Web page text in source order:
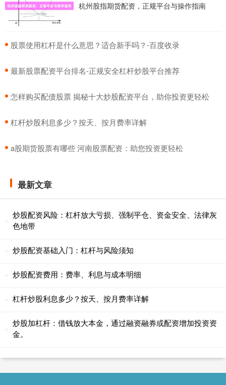
杭州股指期货配资，正规平台与操作指南
​股票使用杠杆是什么意思？适合新手吗？-百度收录
​最新股票配资平台排名-正规安全杠杆炒股平台推荐
​怎样购买配债股票 揭秘十大炒股配资平台，助你投资更轻松
​杠杆炒股利息多少？按天、按月费率详解
​a股期货股票有哪些 河南股票配资：助您投资更轻松
最新文章
炒股配资风险：杠杆放大亏损、强制平仓、资金安全、法律灰
色地带
炒股配资基础入门：杠杆与风险须知
炒股配资费用：费率、利息与成本明细
杠杆炒股利息多少？按天、按月费率详解
炒股加杠杆：借钱放大本金，通过融资融券或配资增加投资资
金。